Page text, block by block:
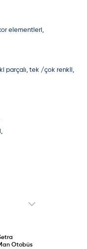
elementleri,
parçalı, tek /çok renkli,
Otobüs